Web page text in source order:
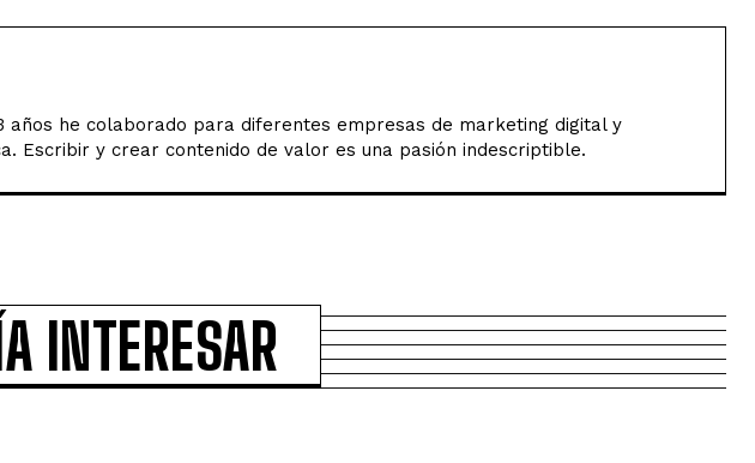
he colaborado para diferentes empresas de marketing digital y
Escribir y crear contenido de valor es una pasión indescriptible.
INTERESAR